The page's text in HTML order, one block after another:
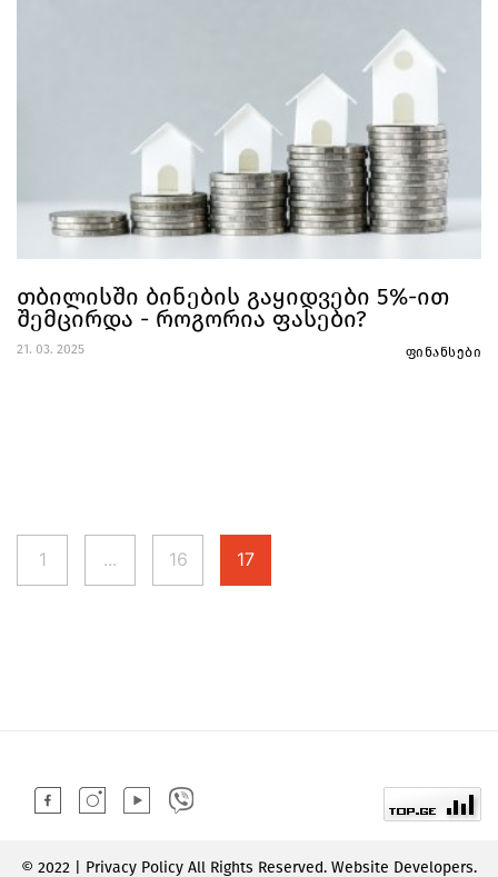
თბილისში ბინების გაყიდვები 5%-ით
შემცირდა - როგორია ფასები?
21. 03. 2025 ფინანსები
1 ... 16 17
© 2022 | Privacy Policy All Rights Reserved. Website Developers.